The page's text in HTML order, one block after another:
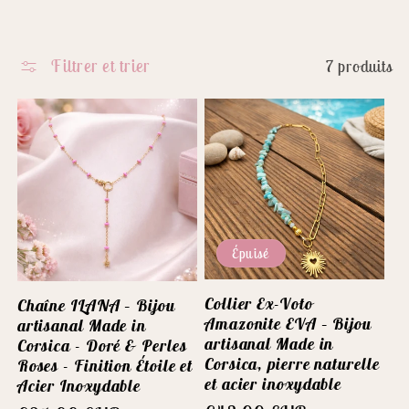
l
e
c
t
i
o
n
Filtrer et trier 7 produits
Chaîne ILANA – Bijou
artisanal Made in
Corsica - Doré & Perles
Roses - Finition Étoile et
Acier Inoxydable
Épuisé
Collier Ex-Voto
Amazonite EVA – Bijou
artisanal Made in
Corsica, pierre naturelle
et acier inoxydable